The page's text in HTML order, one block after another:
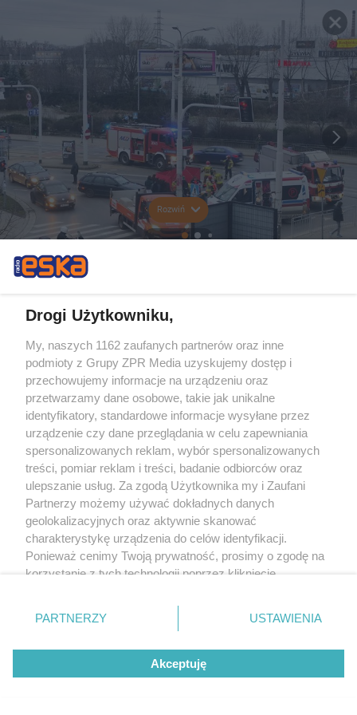
Rozwiń
Drogi Użytkowniku,
My, naszych 1162 zaufanych partnerów oraz inne
podmioty z Grupy ZPR Media uzyskujemy dostęp i
przechowujemy informacje na urządzeniu oraz
przetwarzamy dane osobowe, takie jak unikalne
identyfikatory, standardowe informacje wysyłane przez
urządzenie czy dane przeglądania w celu zapewniania
spersonalizowanych reklam, wybór spersonalizowanych
treści, pomiar reklam i treści, badanie odbiorców oraz
ulepszanie usług. Za zgodą Użytkownika my i Zaufani
Partnerzy możemy używać dokładnych danych
geolokalizacyjnych oraz aktywnie skanować
charakterystykę urządzenia do celów identyfikacji.
Ponieważ cenimy Twoją prywatność, prosimy o zgodę na
korzystanie z tych technologii poprzez kliknięcie
zmienić/wycofać klikając przycisk ustawień prywatności
znajdujący się w lewym dolnym rogu strony
rodzaje przetwarzania danych nie wymagają zgody
użytkownika, ale masz prawo sprzeciwić się takiemu
przetwarzaniu. Preferencje będą miały zastosowanie tylko
PARTNERZY USTAWIENIA
Akceptuję